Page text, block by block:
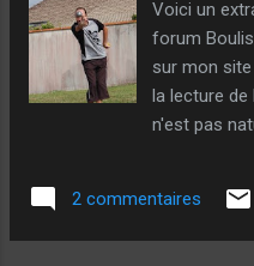
Voici un
forum
sur mon
la lecture de
n'est pas
débutant),
2 commentaires